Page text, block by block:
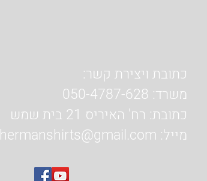
כתובת ויצירת קשר:
משרד: 050-4787-628
כתובת: רח' האיריס 21 בית שמש
מייל: hermanshirts@gmail.com